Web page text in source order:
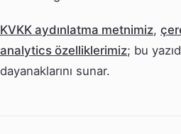
KVKK aydınlatma metnimiz,
analytics özelliklerimiz; bu
dayanaklarını sunar.